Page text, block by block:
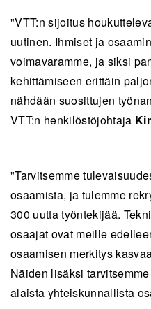
"VTT:n sijoitus
uutinen. Ihmiset ja
voimavaramme, ja siksi
kehittämiseen erittäin
nähdään suosittujen
VTT:n henkilöstöjohtaja
"Tarvitsemme
osaamista, ja tulemme
300 uutta työntekijää.
osaajat ovat meille
osaamisen merkitys
Näiden lisäksi
alaista yhteiskunnallista